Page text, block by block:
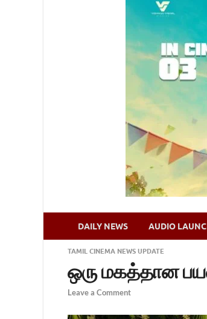
DAILY NEWS AUDIO
TAMIL CINEMA NEWS UPDATE
ஒரு மகத்தான
Leave a Comment